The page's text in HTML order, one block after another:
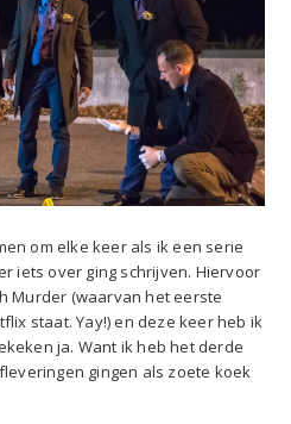
om elke keer als ik een serie
iets over ging schrijven. Hiervoor
Murder (waarvan het eerste
staat. Yay!) en deze keer heb ik
ja. Want ik heb het derde
gingen als zoete koek